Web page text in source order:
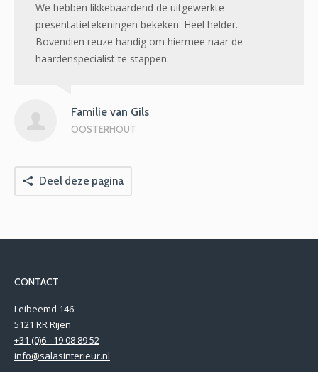
We hebben likkebaardend de uitgewerkte
presentatietekeningen bekeken. Heel helder.
Bovendien reuze handig om hiermee naar de
haardenspecialist te stappen.
Familie van Gils
OOSTERHOUT
Deel deze pagina
CONTACT
Leibeemd 146
5121 RR Rijen
+31 (0)6 - 19 08 89 52
info@salasinterieur.nl